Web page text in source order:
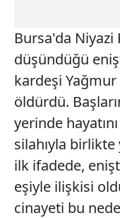
Bursa'da
düşündüğü
kardeşi
öldürdü.
yerinde
silahıyla birlikte
ilk ifadede,
eşiyle ilişkisi
cinayeti bu